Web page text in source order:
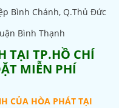
Bình Chánh, Q.Thủ Đức
Bình Thạnh
TẠI TP.HỒ CHÍ
MIỄN PHÍ
CỦA HÒA PHÁT TẠI